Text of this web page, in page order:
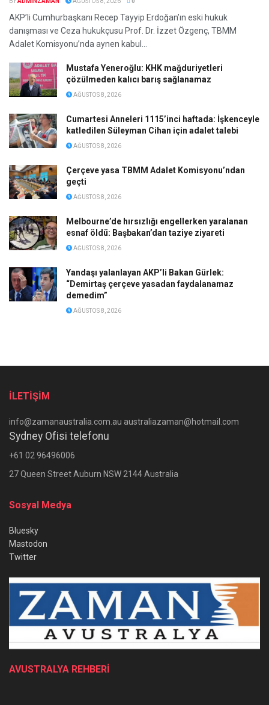
AKP’li Cumhurbaşkanı Recep Tayyip Erdoğan’ın eski hukuk
danışması ve Ceza hukukçusu Prof. Dr. İzzet Özgenç, TBMM
Adalet Komisyonu’nda aynen kabul...
Mustafa Yeneroğlu: KHK mağduriyetleri
çözülmeden kalıcı barış sağlanamaz
AĞUSTOS 8, 2026
Cumartesi Anneleri 1115’inci haftada: İşkenceyle
katledilen Süleyman Cihan için adalet talebi
AĞUSTOS 8, 2026
Çerçeve yasa TBMM Adalet Komisyonu’ndan
geçti
AĞUSTOS 8, 2026
Melbourne’de hırsızlığı engellerken yaralanan
esnaf öldü: Başbakan’dan taziye ziyareti
AĞUSTOS 8, 2026
Yandaşı yalanlayan AKP’li Bakan Gürlek:
“Demirtaş çerçeve yasadan faydalanamaz
demedim”
AĞUSTOS 8, 2026
İLETİŞİM
info@zamanaustralia.com.au australiazaman@hotmail.com
Sydney Ofisi telefonu
+61 02 96496006
27 Queen Street Auburn NSW 2144 Australia
Sosyal Medya
Bluesky
Mastodon
Twitter
AVUSTRALYA REHBERİ